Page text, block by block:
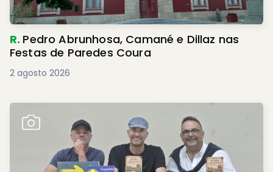
R. Pedro Abrunhosa, Camané e Dillaz nas
Festas de Paredes Coura
2 agosto 2026